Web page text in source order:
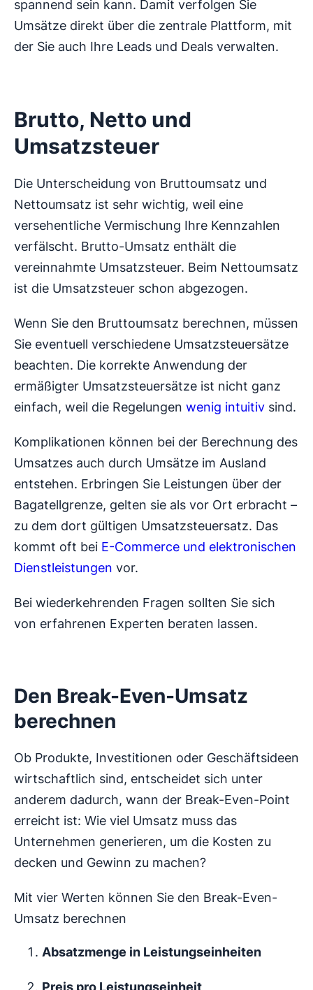
spannend sein kann. Damit verfolgen Sie
Umsätze direkt über die zentrale Plattform, mit
der Sie auch Ihre Leads und Deals verwalten.
Brutto, Netto und
Umsatzsteuer
Die Unterscheidung von Bruttoumsatz und
Nettoumsatz ist sehr wichtig, weil eine
versehentliche Vermischung Ihre Kennzahlen
verfälscht. Brutto-Umsatz enthält die
vereinnahmte Umsatzsteuer. Beim Nettoumsatz
ist die Umsatzsteuer schon abgezogen.
Wenn Sie den Bruttoumsatz berechnen, müssen
Sie eventuell verschiedene Umsatzsteuersätze
beachten. Die korrekte Anwendung der
ermäßigter Umsatzsteuersätze ist nicht ganz
einfach, weil die Regelungen wenig intuitiv sind.
Komplikationen können bei der Berechnung des
Umsatzes auch durch Umsätze im Ausland
entstehen. Erbringen Sie Leistungen über der
Bagatellgrenze, gelten sie als vor Ort erbracht –
zu dem dort gültigen Umsatzsteuersatz. Das
kommt oft bei E-Commerce und elektronischen
Dienstleistungen vor.
Bei wiederkehrenden Fragen sollten Sie sich
von erfahrenen Experten beraten lassen.
Den Break-Even-Umsatz
berechnen
Ob Produkte, Investitionen oder Geschäftsideen
wirtschaftlich sind, entscheidet sich unter
anderem dadurch, wann der Break-Even-Point
erreicht ist: Wie viel Umsatz muss das
Unternehmen generieren, um die Kosten zu
decken und Gewinn zu machen?
Mit vier Werten können Sie den Break-Even-
Umsatz berechnen
Absatzmenge in Leistungseinheiten
Preis pro Leistungseinheit